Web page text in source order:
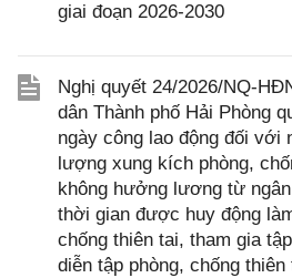
giai đoạn 2026-2030
Nghị quyết 24/2026/NQ-
dân Thành phố Hải Phòng
ngày công lao động đối với
lượng xung kích phòng,
không hưởng lương từ
thời gian được huy động
chống thiên tai, tham gia
diễn tập phòng, chống